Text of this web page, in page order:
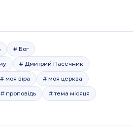
# Бог
# Дмитрий Пасечник
# моя віра # моя церква
# проповідь # тема місяця